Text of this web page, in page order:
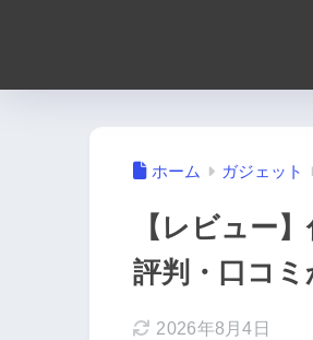
ホーム ガジェット
【レビュー
評判・口コミ
2026年8月4日